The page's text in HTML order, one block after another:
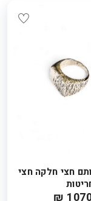
חצי חלקה חצי